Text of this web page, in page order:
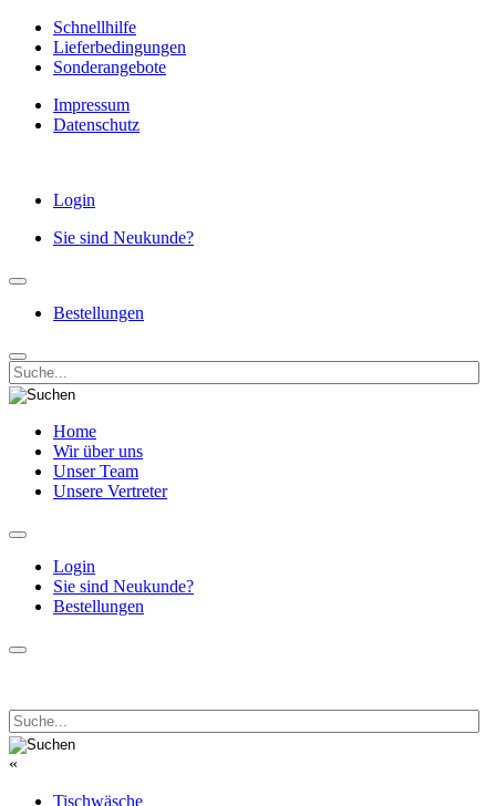
Schnellhilfe
Lieferbedingungen
Sonderangebote
Impressum
Datenschutz
Login
Sie sind Neukunde?
Bestellungen
Home
Wir über uns
Unser Team
Unsere Vertreter
Login
Sie sind Neukunde?
Bestellungen
«
Tischwäsche